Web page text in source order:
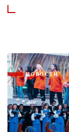
НОВОСТИ